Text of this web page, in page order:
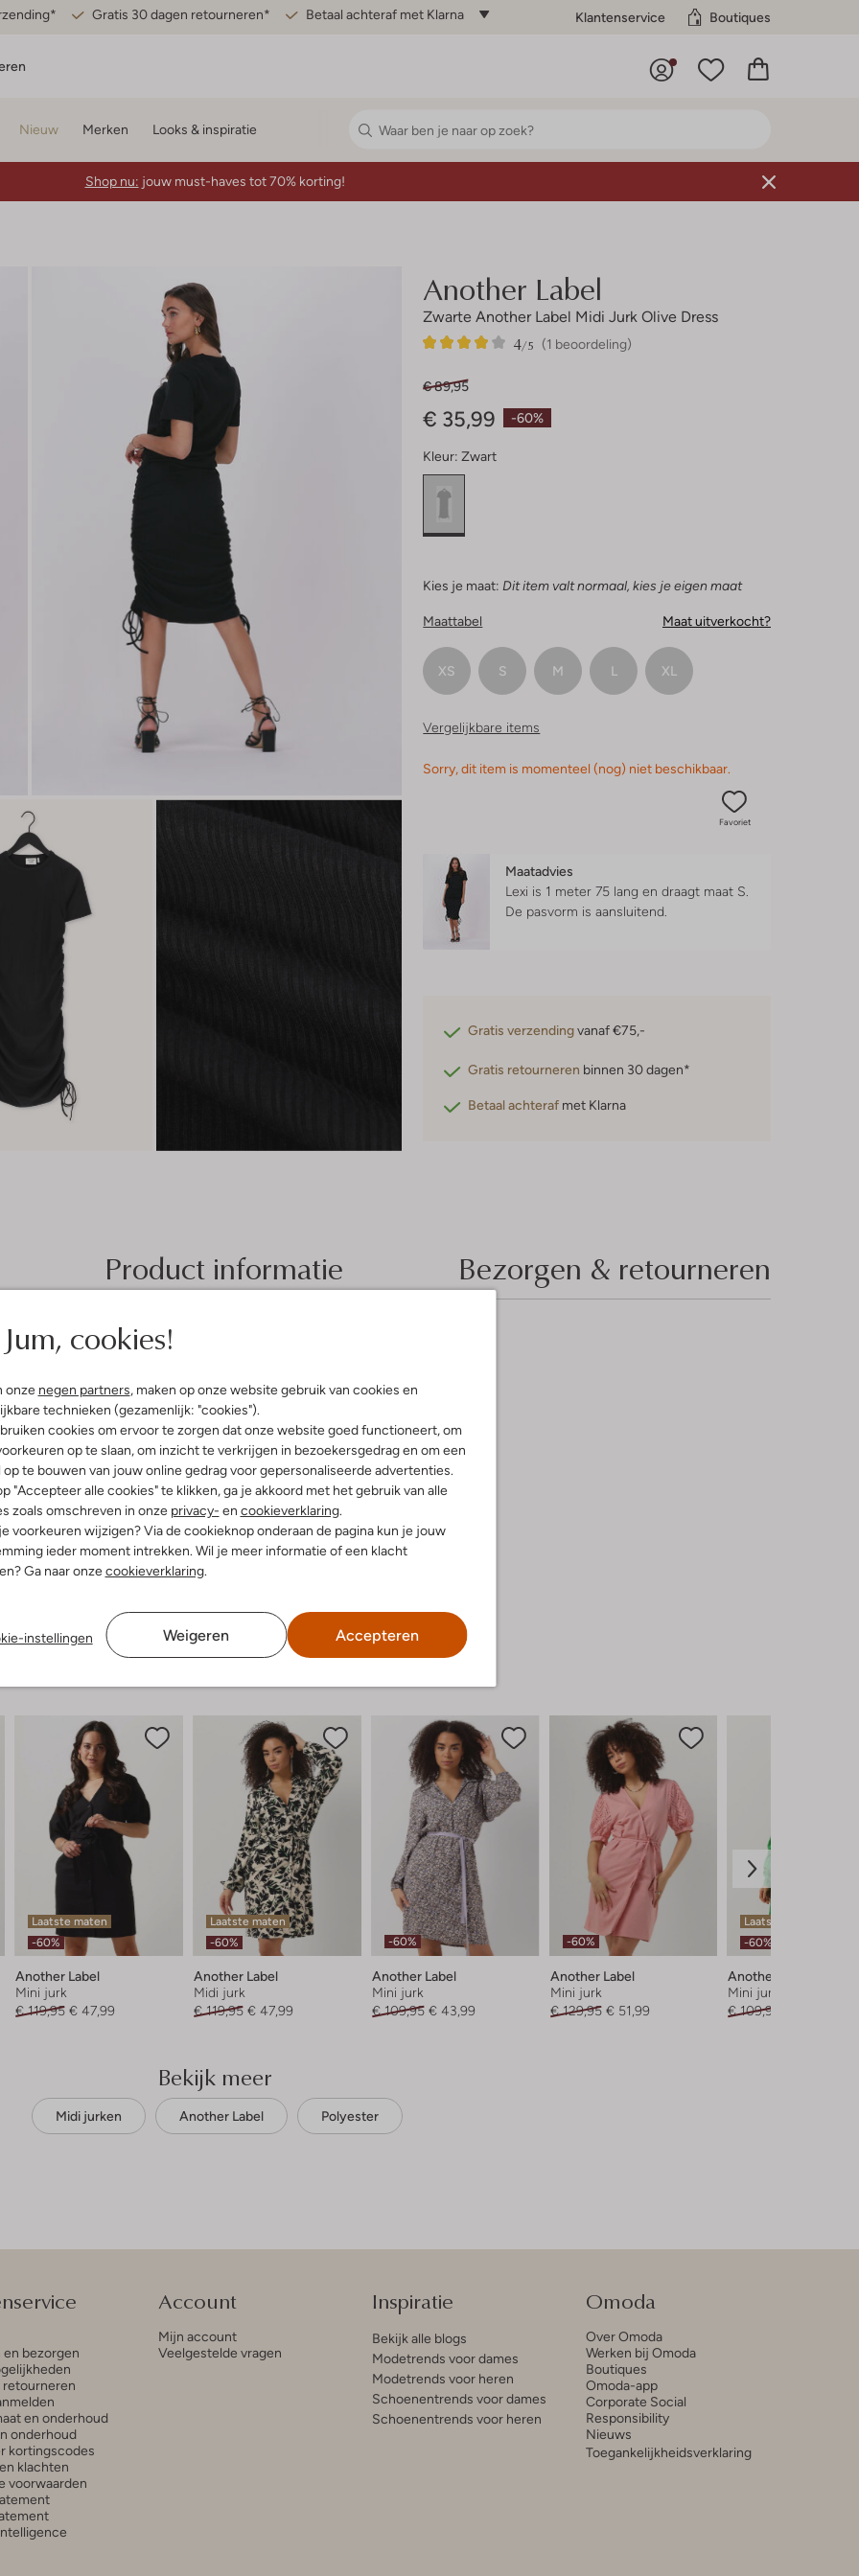
Gratis 30 dagen retourneren* Betaal achteraf met Klarna Klantenservice Boutiques
Jum, cookies!
onze negen partners, maken op onze website gebruik van cookies en
technieken (gezamenlijk: "cookies").
cookies om ervoor te zorgen dat onze website goed functioneert, om
op te slaan, om inzicht te verkrijgen in bezoekersgedrag en om een
op te bouwen van jouw online gedrag voor gepersonaliseerde advertenties.
"Accepteer alle cookies" te klikken, ga je akkoord met het gebruik van alle
zoals omschreven in onze privacy- en cookieverklaring.
voorkeuren wijzigen? Via de cookieknop onderaan de pagina kun je jouw
ieder moment intrekken. Wil je meer informatie of een klacht
Ga naar onzecookieverklaring.
instellingen Weigeren Accepteren
Nieuw Merken Looks & inspiratie
Shop nu: jouw must-haves tot 70% korting!
Another Label
Zwarte Another Label Midi Jurk Olive Dress
(1 beoordeling)
4/5
1
4
-60%
€ 89,95
€ 35,99
Kleur: Zwart
Kies je maat: Dit item valt normaal, kies je eigen maat
Maattabel Maat uitverkocht?
XS S M L XL
Vergelijkbare items
Sorry, dit item is momenteel (nog) niet beschikbaar.
Favoriet
Maatadvies
Lexi is 1 meter 75 lang en draagt maat S.
De pasvorm isaansluitend
Gratis verzendingvanaf €75,-
Gratis retourneren binnen 30 dagen*
Betaal achteraf met Klarna
Product informatie Bezorgen & retourneren
Laatste maten
-60%
Another Label
Mini jurk
€ 119,95 € 47,99
Laatste maten
-60%
Another Label
Midi jurk
€ 119,95 € 47,99
-60%
Another Label
Mini jurk
€ 109,95 € 43,99
-60%
Another Label
Mini jurk
€ 129,95 € 51,99
Laatste item
-60%
Another Label
Mini jurk
€ 109,95
Bekijk meer
Midi jurken Another Label Polyester
en bezorgen
retourneren
en onderhoud
onderhoud
kortingscodes
klachten
voorwaarden
Account
Mijn account
Veelgestelde vragen
Inspiratie
Bekijk alle blogs
Modetrends voor dames
Modetrends voor heren
Schoenentrends voor dames
Schoenentrends voor heren
Omoda
Over Omoda
Werken bij Omoda
Boutiques
Omoda-app
Corporate Social
Responsibility
Nieuws
Toegankelijkheidsverklaring